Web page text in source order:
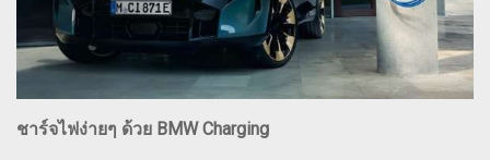
ชาร์จไฟง่ายๆ ด้วย BMW Charging